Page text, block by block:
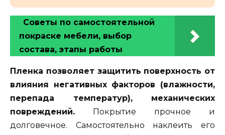
Советы по самостоятельной
покраске мебели, выбор
состава, этапы работы
Пленка позволяет защитить поверхность от
влияния негативных факторов (влажности,
перепада температур), механических
повреждений. Покрытие прочное и
долговечное. Самостоятельно наклеить его